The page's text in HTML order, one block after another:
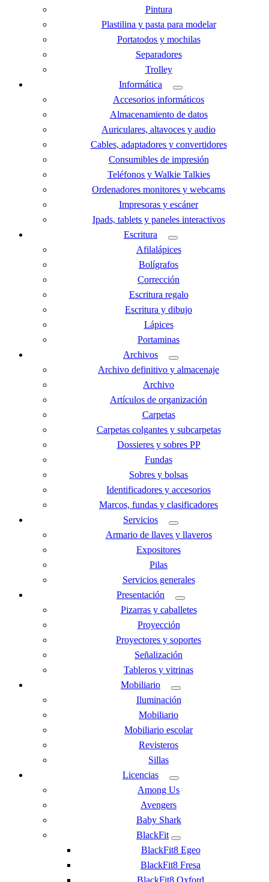
Pintura
Plastilina y pasta para modelar
Portatodos y mochilas
Separadores
Trolley
Informática
Accesorios informáticos
Almacenamiento de datos
Auriculares, altavoces y audio
Cables, adaptadores y convertidores
Consumibles de impresión
Teléfonos y Walkie Talkies
Ordenadores monitores y webcams
Impresoras y escáner
Ipads, tablets y paneles interactivos
Escritura
Afilalápices
Bolígrafos
Corrección
Escritura regalo
Escritura y dibujo
Lápices
Portaminas
Archivos
Archivo definitivo y almacenaje
Archivo
Artículos de organización
Carpetas
Carpetas colgantes y subcarpetas
Dossieres y sobres PP
Fundas
Sobres y bolsas
Identificadores y accesorios
Marcos, fundas y clasificadores
Servicios
Armario de llaves y llaveros
Expositores
Pilas
Servicios generales
Presentación
Pizarras y caballetes
Proyección
Proyectores y soportes
Señalización
Tableros y vitrinas
Mobiliario
Iluminación
Mobiliario
Mobiliario escolar
Revisteros
Sillas
Licencias
Among Us
Avengers
Baby Shark
BlackFit
BlackFit8 Egeo
BlackFit8 Fresa
BlackFit8 Oxford